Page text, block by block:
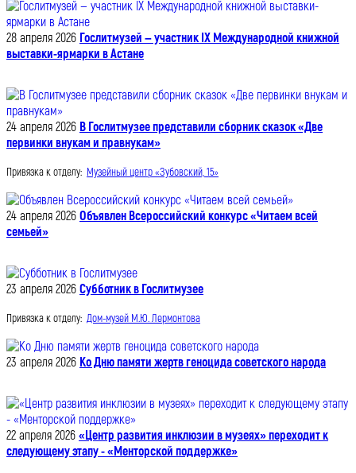
28 апреля 2026 Гослитмузей — участник IX Международной книжной
выставки-ярмарки в Астане
24 апреля 2026 В Гослитмузее представили сборник сказок «Две
первинки внукам и правнукам»
Привязка к отделу: Музейный центр «Зубовский, 15»
24 апреля 2026 Объявлен Всероссийский конкурс «Читаем всей
семьей»
23 апреля 2026 Субботник в Гослитмузее
Привязка к отделу: Дом-музей М.Ю. Лермонтова
23 апреля 2026 Ко Дню памяти жертв геноцида советского народа
22 апреля 2026 «Центр развития инклюзии в музеях» переходит к
следующему этапу - «Менторской поддержке»